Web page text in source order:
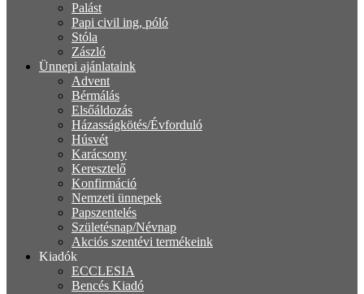
Palást
Papi civil ing, póló
Stóla
Zászló
Ünnepi ajánlataink
Advent
Bérmálás
Elsőáldozás
Házasságkötés/Évforduló
Húsvét
Karácsony
Keresztelő
Konfirmáció
Nemzeti ünnepek
Papszentelés
Születésnap/Névnap
Akciós szentévi termékeink
Kiadók
ECCLESIA
Bencés Kiadó